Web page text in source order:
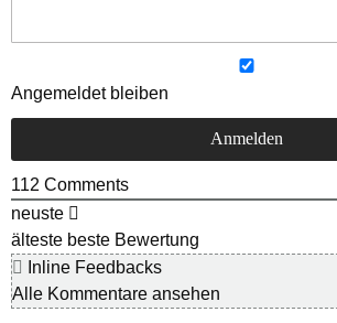
Angemeldet bleiben
112 Comments
neuste
älteste beste Bewertung
Inline Feedbacks
Alle Kommentare ansehen